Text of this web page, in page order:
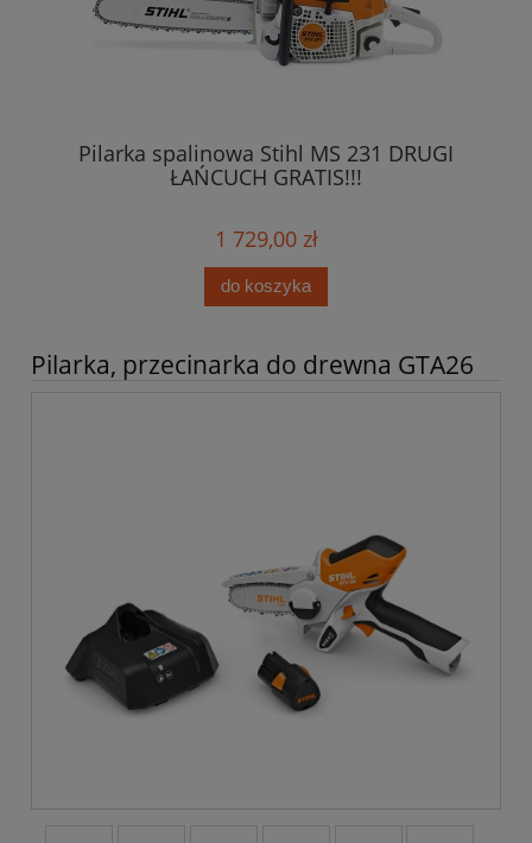
Pilarka spalinowa Stihl MS 231 DRUGI
ŁAŃCUCH GRATIS!!!
1 729,00 zł
do koszyka
Pilarka, przecinarka do drewna GTA26